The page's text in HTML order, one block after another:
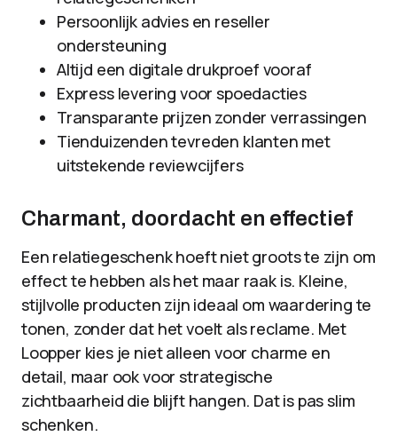
Persoonlijk advies en reseller
ondersteuning
Altijd een digitale drukproef vooraf
Express levering voor spoedacties
Transparante prijzen zonder verrassingen
Tienduizenden tevreden klanten met
uitstekende reviewcijfers
Charmant, doordacht en effectief
Een relatiegeschenk hoeft niet groots te zijn om
effect te hebben als het maar raak is. Kleine,
stijlvolle producten zijn ideaal om waardering te
tonen, zonder dat het voelt als reclame. Met
Loopper kies je niet alleen voor charme en
detail, maar ook voor strategische
zichtbaarheid die blijft hangen. Dat is pas slim
schenken.